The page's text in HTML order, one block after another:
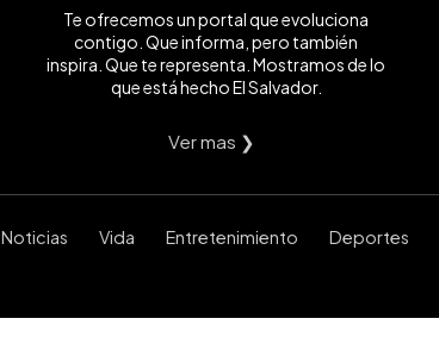
Te ofrecemos un portal que evoluciona
contigo. Que informa, pero también
inspira. Que te representa. Mostramos de lo
que está hecho El Salvador.
Ver mas ❯
Noticias Vida Entretenimiento Deportes